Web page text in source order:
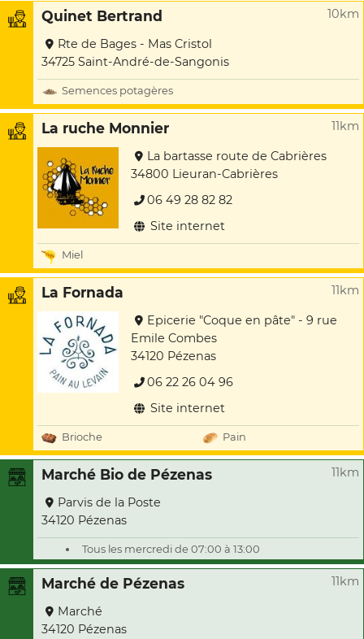
Quinet Bertrand 10km
Rte de Bages - Mas Cristol
34725 Saint-André-de-Sangonis
Semences potagères
La ruche Monnier 11km
La bartasse route de Cabrières
34800 Lieuran-Cabrières
06 49 28 82 82
Site internet
Miel
La Fornada 11km
Epicerie "Coque en pâte" - 9 rue
Emile Combes
34120 Pézenas
06 22 26 04 96
Site internet
Brioche Pain
Marché Bio de Pézenas 11km
Parvis de la Poste
34120 Pézenas
Tous les mercredi de 07:00 à 13:00
Marché de Pézenas 11km
Marché
34120 Pézenas